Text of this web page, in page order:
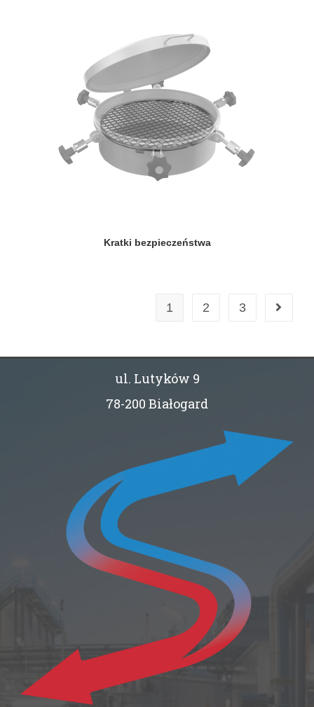
Kratki bezpieczeństwa
1 2 3
ul. Lutyków 9
78-200 Białogard